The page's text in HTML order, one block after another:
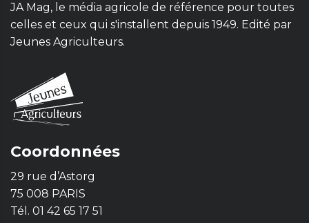
JA Mag, le média agricole de référence pour toutes
celles et ceux qui s'installent depuis 1949. Edité par
Jeunes Agriculteurs.
Coordonnées
29 rue d’Astorg
75 008 PARIS
Tél. 01 42 65 17 51